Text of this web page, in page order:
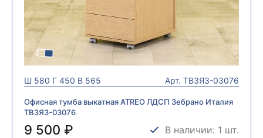
Ш 580 Г 450 В 565 Арт. ТВ3ЯЗ-03076
Офисная тумба выкатная ATREO ЛДСП Зебрано Италия
ТВ3ЯЗ-03076
9 500 ₽ В наличии: 1 шт.